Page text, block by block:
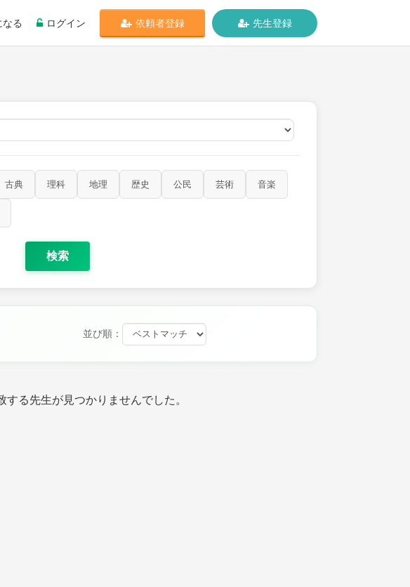
る ログイン 依頼者登録 先生登録
古典 理科 地理 歴史 公民 芸術 音楽
検索
並び順：
する先生が見つかりませんでした。
技術 家庭科